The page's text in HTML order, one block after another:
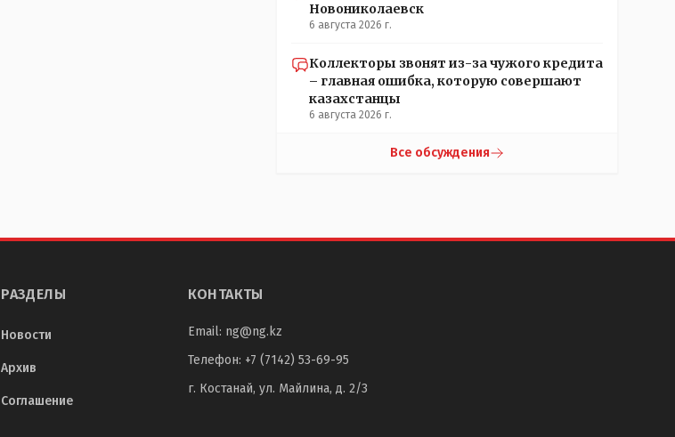
Новониколаевск
6 августа 2026 г.
Коллекторы звонят из-за чужого кредита
– главная ошибка, которую совершают
казахстанцы
6 августа 2026 г.
Все обсуждения
РАЗДЕЛЫ
Новости
Архив
Соглашение
КОНТАКТЫ
Email: ng@ng.kz
Телефон: +7 (7142) 53-69-95
г. Костанай, ул. Майлина, д. 2/3